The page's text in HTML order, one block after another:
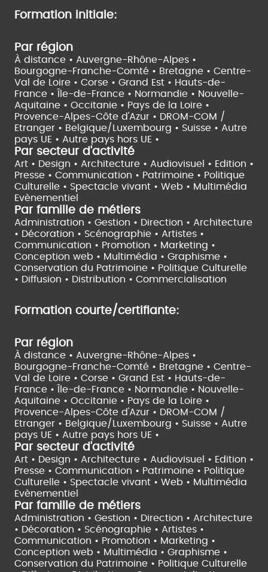
Formation initiale:
Par région
À distance • Auvergne-Rhône-Alpes •
Bourgogne-Franche-Comté • Bretagne • Centre-
Val de Loire • Corse • Grand Est • Hauts-de-
France •
Île-de-France • Normandie • Nouvelle-
Aquitaine • Occitanie • Pays de la Loire •
Provence-Alpes-Côte d'Azur • DROM-COM /
Etranger • Belgique/Luxembourg • Suisse • Autre
pays UE • Autre pays hors UE •
Par secteur d'activité
Art • Design • Architecture • Audiovisuel • Edition •
Presse • Communication • Patrimoine • Politique
Culturelle • Spectacle vivant • Web • Multimédia
Evènementiel
Par famille de métiers
Administration • Gestion • Direction • Architecture
• Décoration • Scénographie • Artistes •
Communication • Promotion • Marketing •
Conception web • Multimédia • Graphisme •
Conservation du Patrimoine • Politique Culturelle
• Diffusion • Distribution • Commercialisation
Formation courte/certifiante:
Par région
À distance • Auvergne-Rhône-Alpes •
Bourgogne-Franche-Comté • Bretagne • Centre-
Val de Loire • Corse • Grand Est • Hauts-de-
France •
Île-de-France • Normandie • Nouvelle-
Aquitaine • Occitanie • Pays de la Loire •
Provence-Alpes-Côte d'Azur • DROM-COM /
Etranger • Belgique/Luxembourg • Suisse • Autre
pays UE • Autre pays hors UE •
Par secteur d'activité
Art • Design • Architecture • Audiovisuel • Edition •
Presse • Communication • Patrimoine • Politique
Culturelle • Spectacle vivant • Web • Multimédia
Evènementiel
Par famille de métiers
Administration • Gestion • Direction • Architecture
• Décoration • Scénographie • Artistes •
Communication • Promotion • Marketing •
Conception web • Multimédia • Graphisme •
Conservation du Patrimoine • Politique Culturelle